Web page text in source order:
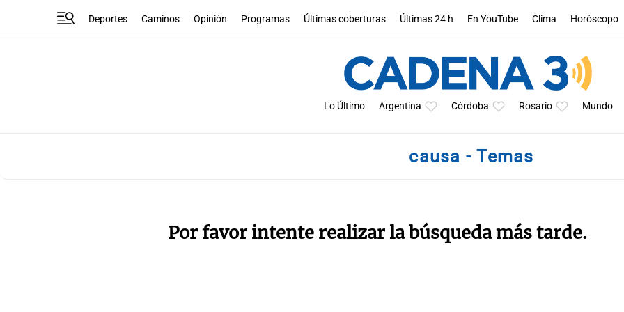
Deportes Caminos Opinión Programas Últimas coberturas Últimas 24 h En YouTube Clima Horóscopo
Lo Último Argentina Córdoba Rosario Mundo
causa - Temas
Por favor intente realizar la búsqueda más tarde.